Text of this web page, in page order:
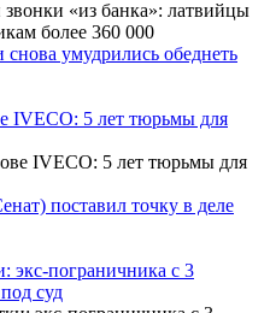
умудрились обеднеть
IVECO: 5 лет тюрьмы для
поставил точку в деле
экс-пограничника с 3
суд